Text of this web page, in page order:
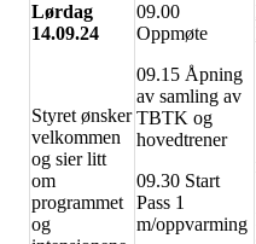
Lørdag
14.09.24
Styret ønsker
velkommen
og sier litt
om
programmet
og
09.00
Oppmøte
09.15 Åpning
av samling av
TBTK og
hovedtrener
09.30 Start
Pass 1
m/oppvarming